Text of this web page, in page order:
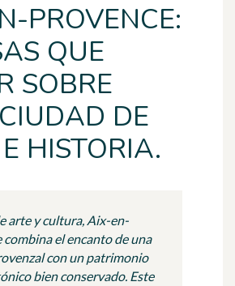
PROVENCE:
QUE
SOBRE
DE
HISTORIA.
arte y cultura, Aix-en-
combina el encanto de una
con un patrimonio
bien conservado. Este